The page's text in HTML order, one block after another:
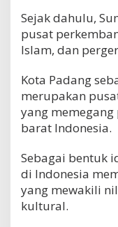
i
l
d
Sejak dahulu,
pusat
Islam, dan
Kota Padang
merupakan
yang
barat Indonesia.
Sebagai bentuk
di Indonesia
yang mewakili
kultural.